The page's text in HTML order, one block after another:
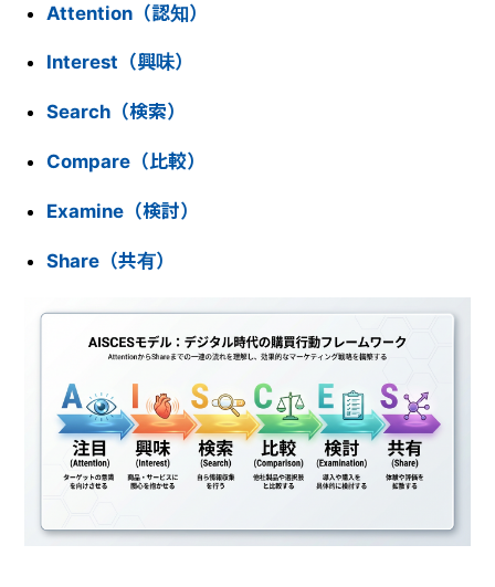
Attention（認知）
Interest（興味）
Search（検索）
Compare（比較）
Examine（検討）
Share（共有）